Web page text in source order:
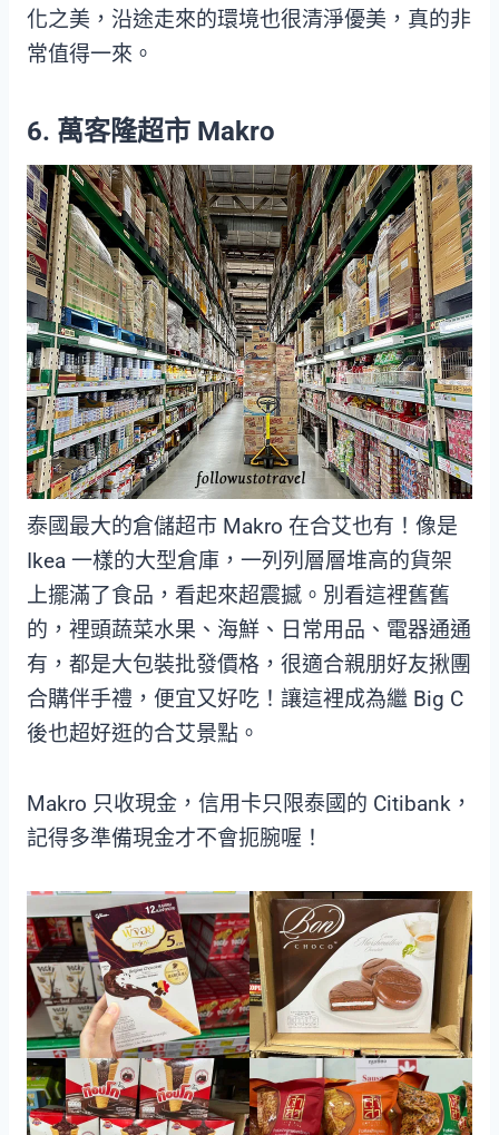
化之美，沿途走來的環境也很清淨優美，真的非
常值得一來。
6. 萬客隆超市 Makro
泰國最大的倉儲超市 Makro 在合艾也有！像是
Ikea 一樣的大型倉庫，一列列層層堆高的貨架
上擺滿了食品，看起來超震撼。別看這裡舊舊
的，裡頭蔬菜水果、海鮮、日常用品、電器通通
有，都是大包裝批發價格，很適合親朋好友揪團
合購伴手禮，便宜又好吃！讓這裡成為繼 Big C
後也超好逛的合艾景點。
Makro 只收現金，信用卡只限泰國的 Citibank，
記得多準備現金才不會扼腕喔！